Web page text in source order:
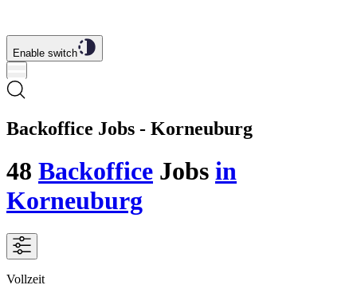
Enable switch
Backoffice Jobs - Korneuburg
48 Backoffice Jobs in
Korneuburg
Vollzeit